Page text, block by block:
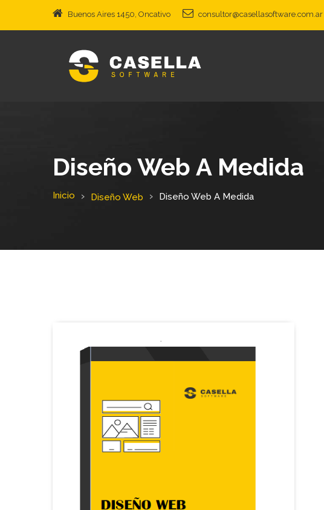
Buenos Aires 1450, Oncativo consultor@casellasoftware.com.ar
Diseño Web A Medida
Inicio Diseño Web Diseño Web A Medida